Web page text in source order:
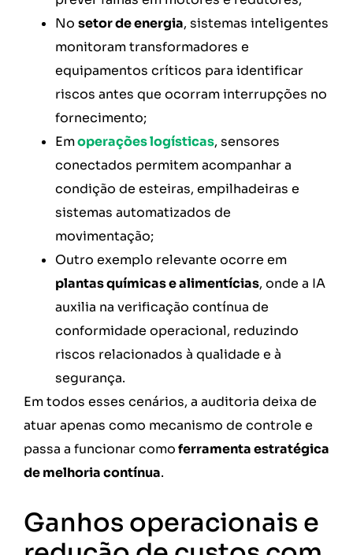
No setor de energia, sistemas inteligentes
monitoram transformadores e
equipamentos críticos para identificar
riscos antes que ocorram interrupções no
fornecimento;
Emoperações logísticas, sensores
conectados permitem acompanhar a
condição de esteiras, empilhadeiras e
sistemas automatizados de
movimentação;
Outro exemplo relevante ocorre em
plantas químicas e alimentícias, onde a IA
auxilia na verificação contínua de
conformidade operacional, reduzindo
riscos relacionados à qualidade e à
segurança.
Em todos esses cenários, a auditoria deixa de
atuar apenas como mecanismo de controle e
passa a funcionar comoferramenta estratégica
de melhoria contínua.
Ganhos operacionais e